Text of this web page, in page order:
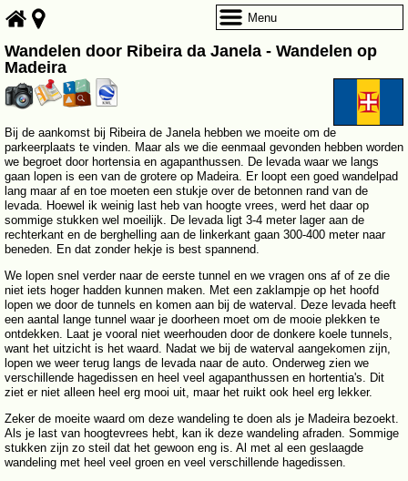
Wandelen door Ribeira da Janela - Wandelen op
Madeira
Bij de aankomst bij Ribeira de Janela hebben we moeite om de
parkeerplaats te vinden. Maar als we die eenmaal gevonden hebben worden
we begroet door hortensia en agapanthussen. De levada waar we langs
gaan lopen is een van de grotere op Madeira. Er loopt een goed wandelpad
lang maar af en toe moeten een stukje over de betonnen rand van de
levada. Hoewel ik weinig last heb van hoogte vrees, werd het daar op
sommige stukken wel moeilijk. De levada ligt 3-4 meter lager aan de
rechterkant en de berghelling aan de linkerkant gaan 300-400 meter naar
beneden. En dat zonder hekje is best spannend.
We lopen snel verder naar de eerste tunnel en we vragen ons af of ze die
niet iets hoger hadden kunnen maken. Met een zaklampje op het hoofd
lopen we door de tunnels en komen aan bij de waterval. Deze levada heeft
een aantal lange tunnel waar je doorheen moet om de mooie plekken te
ontdekken. Laat je vooral niet weerhouden door de donkere koele tunnels,
want het uitzicht is het waard. Nadat we bij de waterval aangekomen zijn,
lopen we weer terug langs de levada naar de auto. Onderweg zien we
verschillende hagedissen en heel veel agapanthussen en hortentia's. Dit
ziet er niet alleen heel erg mooi uit, maar het ruikt ook heel erg lekker.
Zeker de moeite waard om deze wandeling te doen als je Madeira bezoekt.
Als je last van hoogtevrees hebt, kan ik deze wandeling afraden. Sommige
stukken zijn zo steil dat het gewoon eng is. Al met al een geslaagde
wandeling met heel veel groen en veel verschillende hagedissen.
Menu